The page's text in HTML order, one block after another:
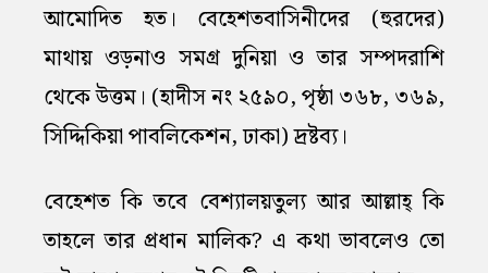
আমোদিত হত। বেহেশতবাসিনীদের (হুরদের)
মাথায় ওড়নাও সমগ্র দুনিয়া ও তার সম্পদরাশি
থেকে উত্তম। (হাদীস নং ২৫৯০, পৃষ্ঠা ৩৬৮, ৩৬৯,
সিদ্দিকিয়া পাবলিকেশন, ঢাকা) দ্রষ্টব্য।
বেহেশত কি তবে বেশ্যালয়তুল্য আর আল্লাহ্‌ কি
তাহলে তার প্রধান মালিক? এ কথা ভাবলেও তো